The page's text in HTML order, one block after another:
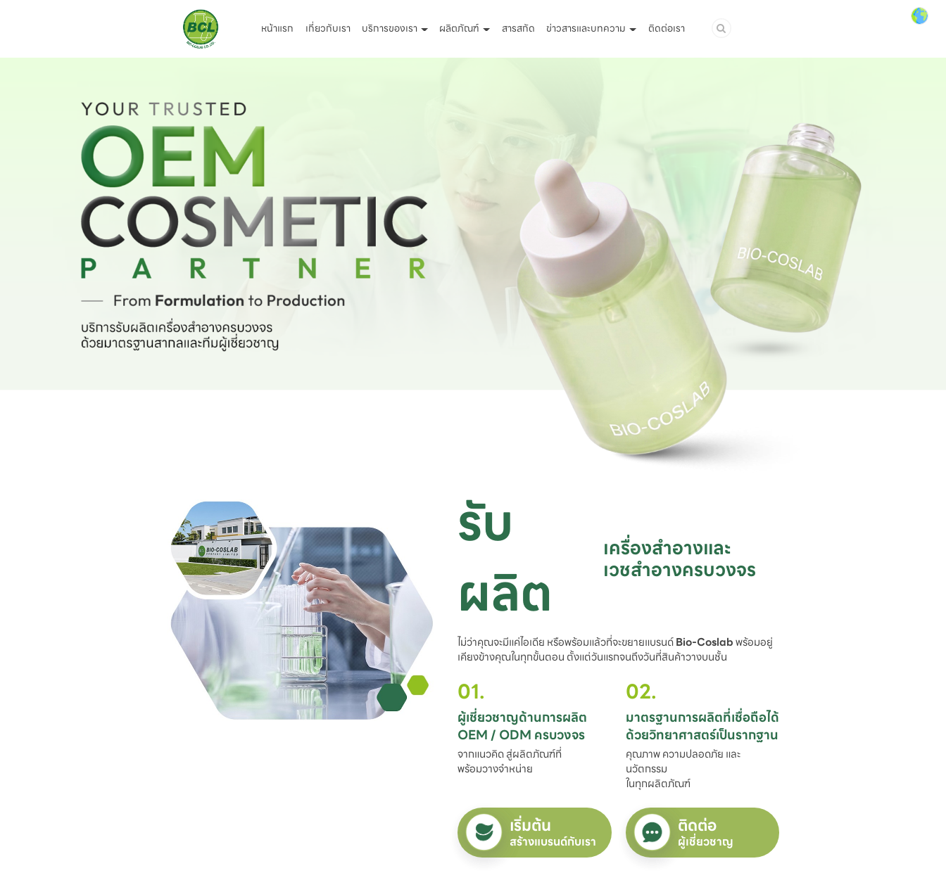
หน้าแรก เกี่ยวกับเรา บริการของเรา ผลิตภัณฑ์ สารสกัด ข่าวสารและบทความ ติดต่อเรา
รับ
ผลิต
เครื่องสำอางและ
เวชสำอางครบวงจร
ไม่ว่าคุณจะมีแค่ไอเดีย หรือพร้อมแล้วที่จะขยายแบรนด์ Bio-Coslab พร้อมอยู่
เคียงข้างคุณในทุกขั้นตอน ตั้งแต่วันแรกจนถึงวันที่สินค้าวางบนชั้น
01.
ผู้เชี่ยวชาญด้านการผลิต
OEM / ODM ครบวงจร
จากแนวคิด สู่ผลิตภัณฑ์ที่
พร้อมวางจำหน่าย
02.
มาตรฐานการผลิตที่เชื่อถือได้
ด้วยวิทยาศาสตร์เป็นรากฐาน
คุณภาพ ความปลอดภัย และ
นวัตกรรม
ในทุกผลิตภัณฑ์
เริ่มต้น
สร้างแบรนด์กับเรา
ติดต่อ
ผู้เชี่ยวชาญ